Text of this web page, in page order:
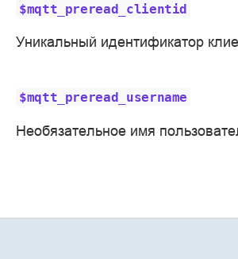
$mqtt_preread_clientid
Уникальный идентификатор
$mqtt_preread_username
Необязательное имя